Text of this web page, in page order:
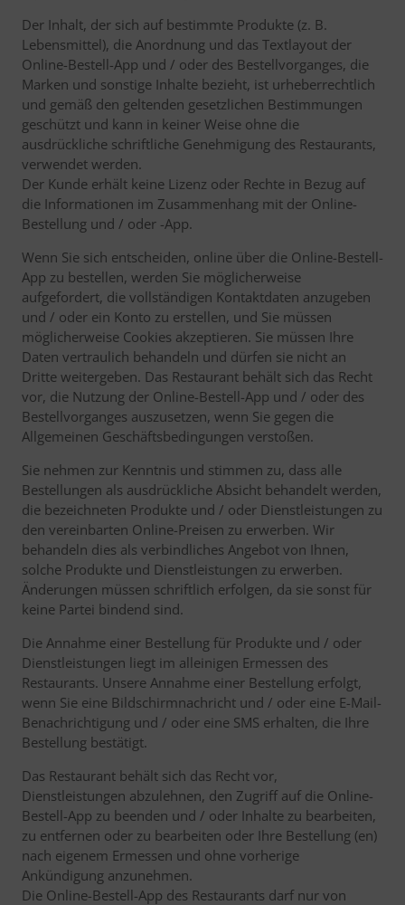
Der Inhalt, der sich auf bestimmte Produkte (z. B.
Lebensmittel), die Anordnung und das Textlayout der
Online-Bestell-App und / oder des Bestellvorganges, die
Marken und sonstige Inhalte bezieht, ist urheberrechtlich
und gemäß den geltenden gesetzlichen Bestimmungen
geschützt und kann in keiner Weise ohne die
ausdrückliche schriftliche Genehmigung des Restaurants,
verwendet werden.
Der Kunde erhält keine Lizenz oder Rechte in Bezug auf
die Informationen im Zusammenhang mit der Online-
Bestellung und / oder -App.
Wenn Sie sich entscheiden, online über die Online-Bestell-
App zu bestellen, werden Sie möglicherweise
aufgefordert, die vollständigen Kontaktdaten anzugeben
und / oder ein Konto zu erstellen, und Sie müssen
möglicherweise Cookies akzeptieren. Sie müssen Ihre
Daten vertraulich behandeln und dürfen sie nicht an
Dritte weitergeben. Das Restaurant behält sich das Recht
vor, die Nutzung der Online-Bestell-App und / oder des
Bestellvorganges auszusetzen, wenn Sie gegen die
Allgemeinen Geschäftsbedingungen verstoßen.
Sie nehmen zur Kenntnis und stimmen zu, dass alle
Bestellungen als ausdrückliche Absicht behandelt werden,
die bezeichneten Produkte und / oder Dienstleistungen zu
den vereinbarten Online-Preisen zu erwerben. Wir
behandeln dies als verbindliches Angebot von Ihnen,
solche Produkte und Dienstleistungen zu erwerben.
Änderungen müssen schriftlich erfolgen, da sie sonst für
keine Partei bindend sind.
Die Annahme einer Bestellung für Produkte und / oder
Dienstleistungen liegt im alleinigen Ermessen des
Restaurants. Unsere Annahme einer Bestellung erfolgt,
wenn Sie eine Bildschirmnachricht und / oder eine E-Mail-
Benachrichtigung und / oder eine SMS erhalten, die Ihre
Bestellung bestätigt.
Das Restaurant behält sich das Recht vor,
Dienstleistungen abzulehnen, den Zugriff auf die Online-
Bestell-App zu beenden und / oder Inhalte zu bearbeiten,
zu entfernen oder zu bearbeiten oder Ihre Bestellung (en)
nach eigenem Ermessen und ohne vorherige
Ankündigung anzunehmen.
Die Online-Bestell-App des Restaurants darf nur von